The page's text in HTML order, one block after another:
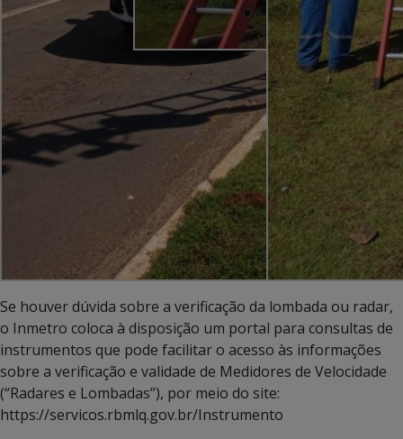
Se houver dúvida sobre a verificação da lombada ou radar,
o Inmetro coloca à disposição um portal para consultas de
instrumentos que pode facilitar o acesso às informações
sobre a verificação e validade de Medidores de Velocidade
(“Radares e Lombadas”), por meio do site:
https://servicos.rbmlq.gov.br/Instrumento